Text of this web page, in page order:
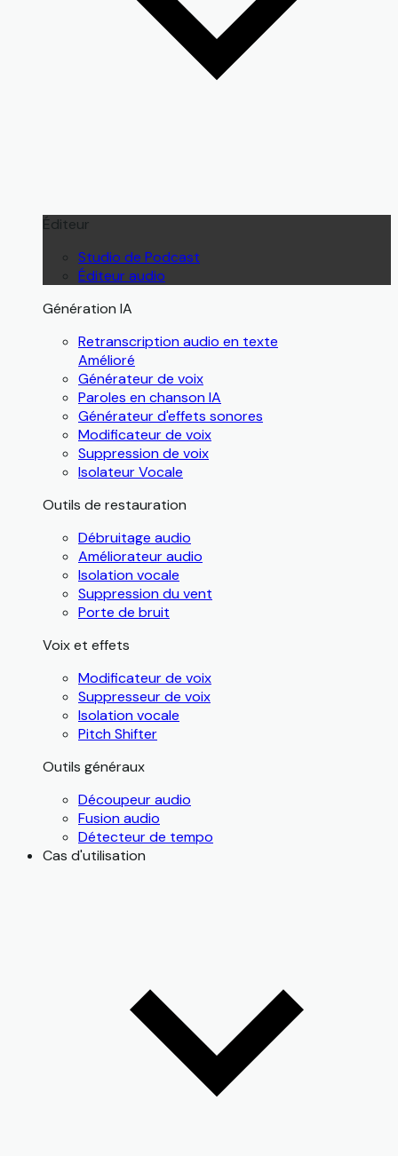
Éditeur
Studio de Podcast
Éditeur audio
Génération IA
Retranscription audio en texte
Amélioré
Générateur de voix
Paroles en chanson IA
Générateur d'effets sonores
Modificateur de voix
Suppression de voix
Isolateur Vocale
Outils de restauration
Débruitage audio
Améliorateur audio
Isolation vocale
Suppression du vent
Porte de bruit
Voix et effets
Modificateur de voix
Suppresseur de voix
Isolation vocale
Pitch Shifter
Outils généraux
Découpeur audio
Fusion audio
Détecteur de tempo
Cas d'utilisation